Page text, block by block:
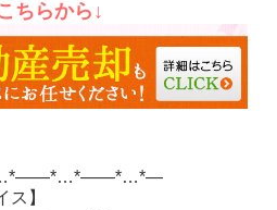
ちらから↓
ス】